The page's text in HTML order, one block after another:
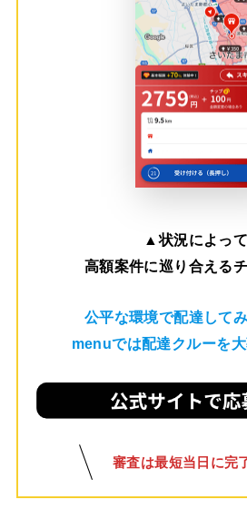
▲状況によっ
高額案件に巡り合える
公平な環境で配達して
menuでは配達クルーを大
審査は最短当日に完